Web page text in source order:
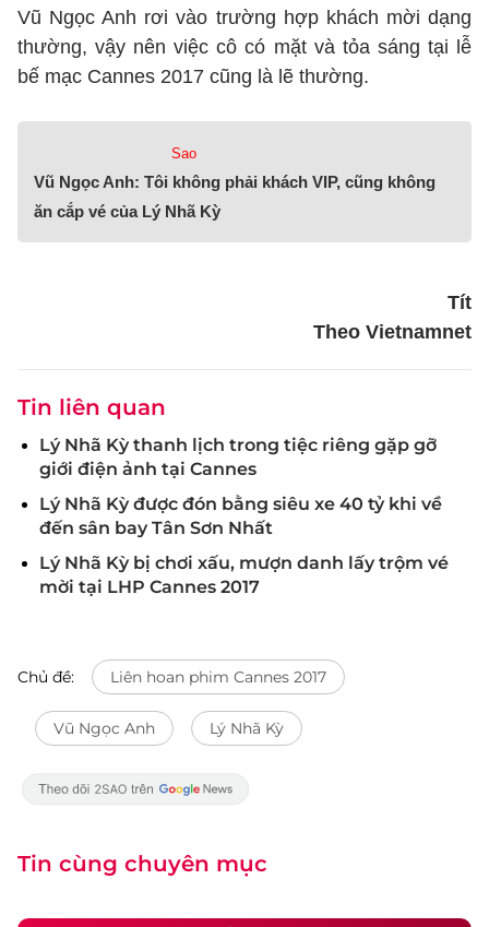
Vũ Ngọc Anh rơi vào trường hợp khách mời dạng
thường, vậy nên việc cô có mặt và tỏa sáng tại lễ
bế mạc Cannes 2017 cũng là lẽ thường.
Sao
Vũ Ngọc Anh: Tôi không phải khách VIP, cũng không
ăn cắp vé của Lý Nhã Kỳ
Tít
Theo Vietnamnet
Tin liên quan
Lý Nhã Kỳ thanh lịch trong tiệc riêng gặp gỡ
giới điện ảnh tại Cannes
Lý Nhã Kỳ được đón bằng siêu xe 40 tỷ khi về
đến sân bay Tân Sơn Nhất
Lý Nhã Kỳ bị chơi xấu, mượn danh lấy trộm vé
mời tại LHP Cannes 2017
Chủ đề: Liên hoan phim Cannes 2017
Vũ Ngọc Anh Lý Nhã Kỳ
Tin cùng chuyên mục